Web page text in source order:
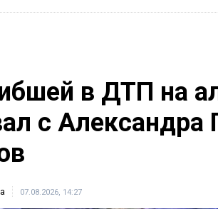
в ДТП на
с Александра
07.08.2026, 14:27